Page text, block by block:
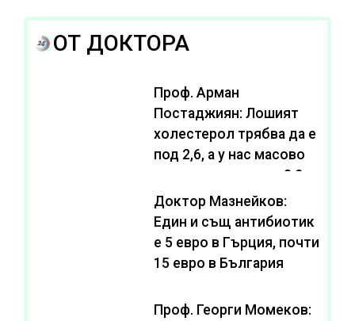
ОТ ДОКТОРА
Проф. Арман
Постаджиян: Лошият
холестерол трябва да е
под 2,6, а у нас масово
се живее с нива от 3,2
Доктор Мазнейков:
Един и същ антибиотик
e 5 евро в Гърция, почти
15 евро в България
Проф. Георги Момеков: